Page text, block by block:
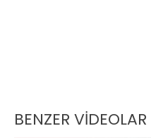
BENZER VİDEOLAR